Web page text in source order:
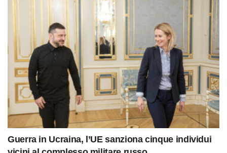
Guerra in Ucraina, l’UE sanziona cinque individui